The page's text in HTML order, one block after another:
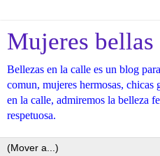
Mujeres
Bellezas en la calle es un blog
comun, mujeres hermosas, chicas
en la calle, admiremos la belleza
respetuosa.